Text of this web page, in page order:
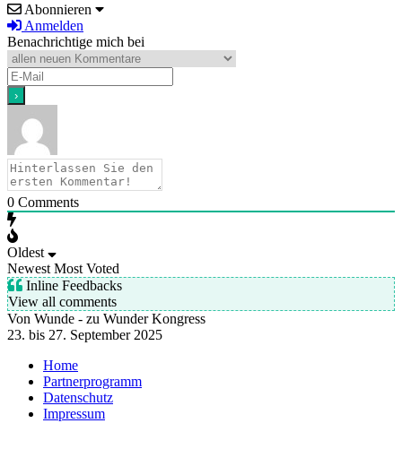
Abonnieren
Anmelden
Benachrichtige mich bei
0 Comments
Oldest
Newest Most Voted
Inline Feedbacks
View all comments
Von Wunde - zu Wunder Kongress
23. bis 27. September 2025
Home
Partnerprogramm
Datenschutz
Impressum